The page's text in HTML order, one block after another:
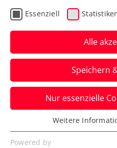
3. Runde
Tiroler Liga
Damenderby in 1.
Kitzbühel
Verfasst von: TTV, 01.06.2026
Essenziell
Alle
Speichern
Nur essenzielle
Essenziell
Essenzielle Cookies werden
Weitere
Powered by